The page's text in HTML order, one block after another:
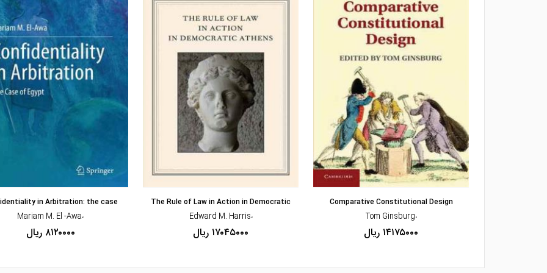
مشاهده و خرید مشاهده و خرید
Comparative Constitutional Design
،Tom Ginsburg
۱۴۱۷۵۰۰۰ ریال
مشاهده و خرید
The Rule of Law in Action in Democratic
،Edward M. Harris
۱۷۰۴۵۰۰۰ ریال
in Arbitration: the case
،Mariam M. El -Awa
۸۱۲۰۰۰۰ ریال